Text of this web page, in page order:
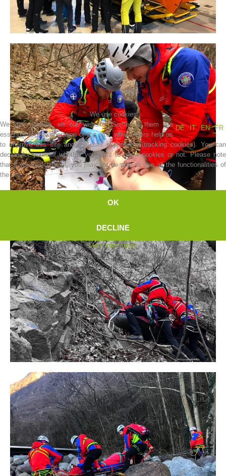
Board of Management
Raising the Alarm
We use cookies
DE
IT EN FR
We use cookies on our website. Some of them are
essential for the operation of the site, while others help us
to improve this site and the user experience (tracking cookies). You can
decide for yourself whether you want to allow cookies or not. Please note
that if you reject them, you may not be able to use all the functionalities of
the site.
OK
DECLINE
More information